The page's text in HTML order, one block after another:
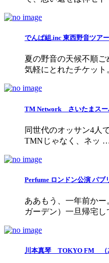
でんぱ組.inc 東西野音ツア
夏の野音の天候不順
気軽にとれたチケッ
TM Network さいたまスー
同世代のオッサン4人
TMNじゃなく、ネッ
Perfume ロンドン公演 パブ
ああもう、一年前か
ガーデン）一旦帰宅
川本真琴 TOKYO FM （